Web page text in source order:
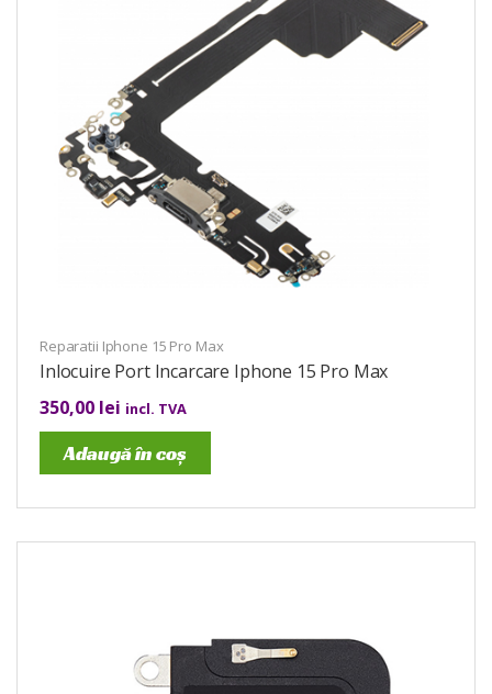
Reparatii Iphone 15 Pro Max
Inlocuire Port Incarcare Iphone 15 Pro Max
350,00 lei incl. TVA
Adaugă în coș